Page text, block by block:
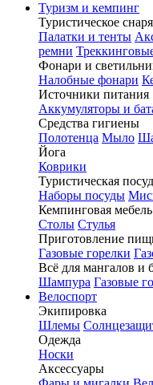
Туризм и кемпинг
Туристическое
Палатки и тенты
ремни
Фонари и
Налобные фонари
Источники питания
Аккумуляторы и
Средства гигиены
Полотенца Мыло
Йога
Коврики
Туристическая
Наборы посуды
Кемпинговая мебель
Столы Стулья
Приготовление
Газовые горелки
Всё для мангалов и
Шампура Газовые
Велоспорт
Экипировка
Шлемы
Одежда
Носки
Аксессуары